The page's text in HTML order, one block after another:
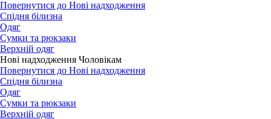
Повернутися до Нові надходження
Спідня білизна
Одяг
Сумки та рюкзаки
Верхній одяг
Нові надходження Чоловікам
Повернутися до Нові надходження
Спідня білизна
Одяг
Сумки та рюкзаки
Верхній одяг